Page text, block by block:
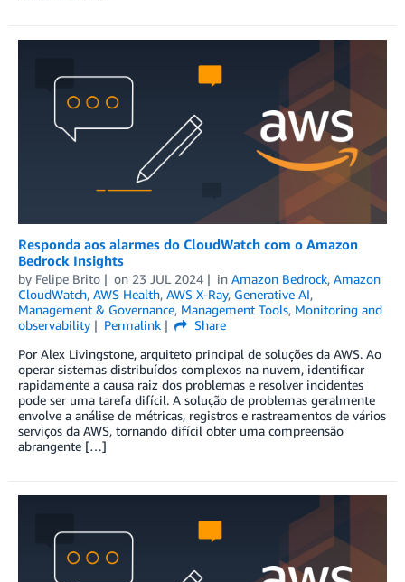
Responda aos alarmes do CloudWatch com o Amazon
Bedrock Insights
by Felipe Brito on 23 JUL 2024 in Amazon Bedrock, Amazon
CloudWatch, AWS Health, AWS X-Ray, Generative AI,
Management & Governance, Management Tools, Monitoring and
observability
Permalink
Share
Por Alex Livingstone, arquiteto principal de soluções da AWS. Ao
operar sistemas distribuídos complexos na nuvem, identificar
rapidamente a causa raiz dos problemas e resolver incidentes
pode ser uma tarefa difícil. A solução de problemas geralmente
envolve a análise de métricas, registros e rastreamentos de vários
serviços da AWS, tornando difícil obter uma compreensão
abrangente […]